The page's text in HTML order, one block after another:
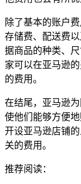
除了基本的账户
存储费、配送费
据商品的种类、
家可以在亚马逊
的费用。
在结尾，亚马逊
使他们能够方便
开设亚马逊店铺
关的费用。
推荐阅读：